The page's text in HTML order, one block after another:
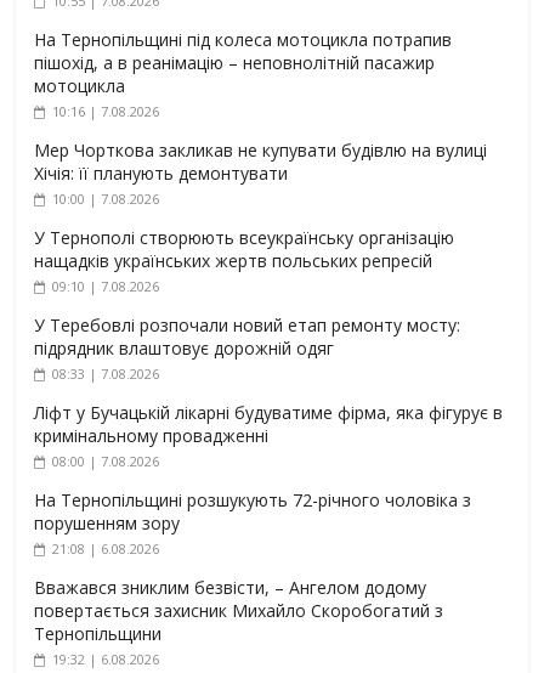
На Тернопільщині під колеса мотоцикла потрапив
пішохід, а в реанімацію – неповнолітній пасажир
мотоцикла
10:16 | 7.08.2026
Мер Чорткова закликав не купувати будівлю на вулиці
Хічія: її планують демонтувати
10:00 | 7.08.2026
У Тернополі створюють всеукраїнську організацію
нащадків українських жертв польських репресій
09:10 | 7.08.2026
У Теребовлі розпочали новий етап ремонту мосту:
підрядник влаштовує дорожній одяг
08:33 | 7.08.2026
Ліфт у Бучацькій лікарні будуватиме фірма, яка фігурує в
кримінальному провадженні
08:00 | 7.08.2026
На Тернопільщині розшукують 72-річного чоловіка з
порушенням зору
21:08 | 6.08.2026
Вважався зниклим безвісти, – Ангелом додому
повертається захисник Михайло Скоробогатий з
Тернопільщини
19:32 | 6.08.2026